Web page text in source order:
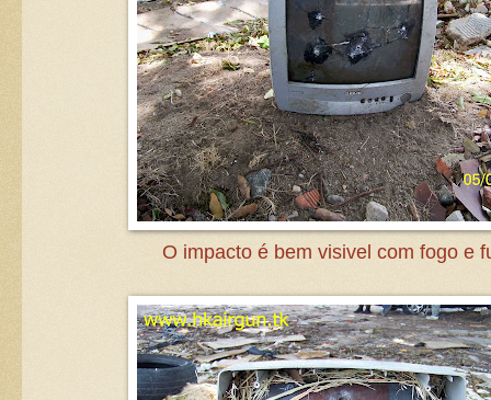
O impacto é bem visivel com fogo e